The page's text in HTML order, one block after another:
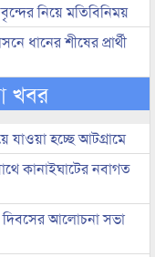
নিয়ে মতিবিনিময়
ধানের শীষের প্রার্থী
খবর
হচ্ছে আটগ্রামে
কানাইঘাটের নবাগত
দিবসের আলোচনা সভা